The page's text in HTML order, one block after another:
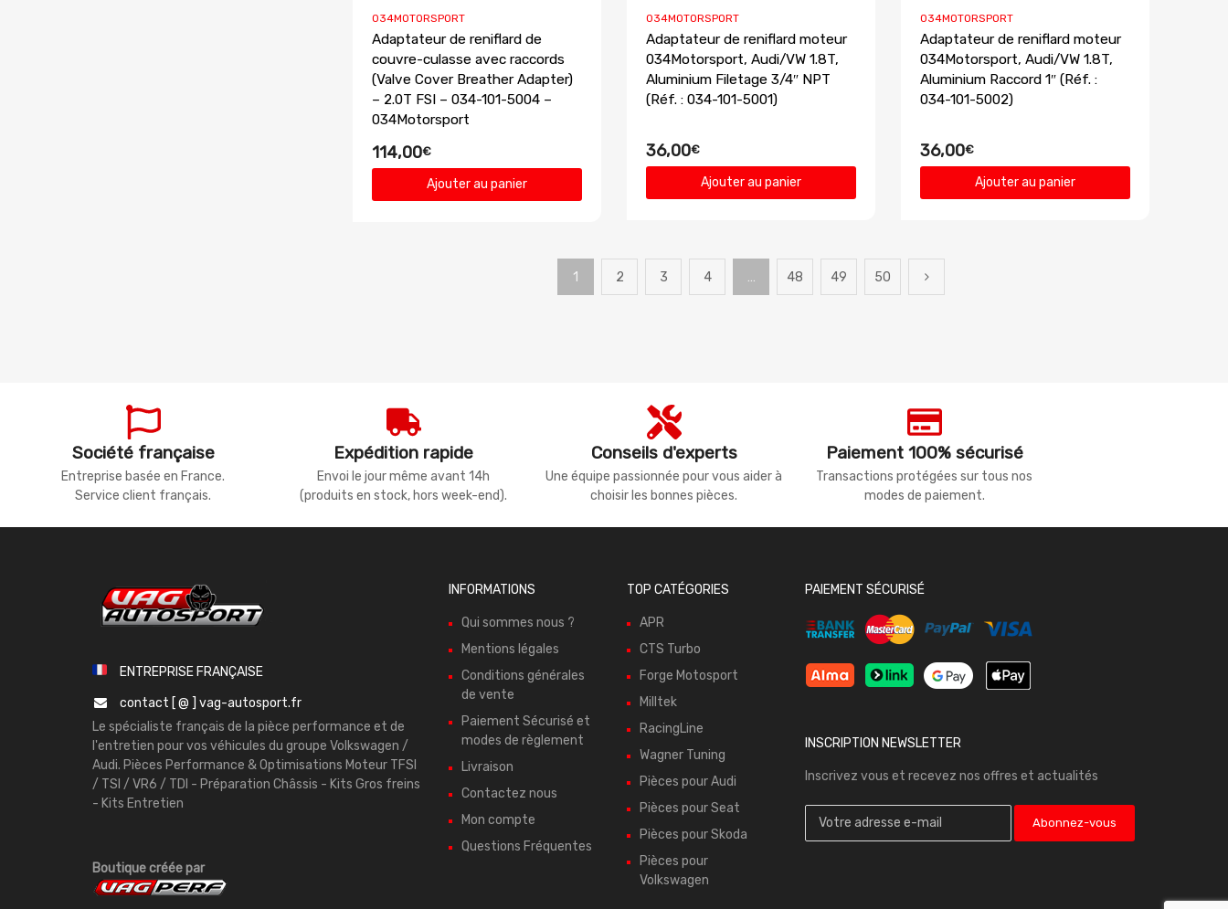
034MOTORSPORT
Adaptateur de reniflard de
couvre-culasse avec raccords
(Valve Cover Breather Adapter)
– 2.0T FSI – 034-101-5004 –
034Motorsport
114,00€
Ajouter au panier
034MOTORSPORT
Adaptateur de reniflard moteur
034Motorsport, Audi/VW 1.8T,
Aluminium Filetage 3/4″ NPT
(Réf. : 034-101-5001)
36,00€
Ajouter au panier
034MOTORSPORT
Adaptateur de reniflard moteur
034Motorsport, Audi/VW 1.8T,
Aluminium Raccord 1″ (Réf. :
034-101-5002)
36,00€
Ajouter au panier
1 2 3 4 … 48 49 50
Société française
Entreprise basée en France.
Service client français.
Expédition rapide
Envoi le jour même avant 14h
(produits en stock, hors week-end).
Conseils d'experts
Une équipe passionnée pour vous aider à
choisir les bonnes pièces.
Paiement 100% sécurisé
Transactions protégées sur tous nos
modes de paiement.
ENTREPRISE FRANÇAISE
contact [ @ ] vag-autosport.fr
Le spécialiste français de la pièce performance et de
l'entretien pour vos véhicules du groupe Volkswagen /
Audi. Pièces Performance & Optimisations Moteur TFSI
/ TSI / VR6 / TDI - Préparation Châssis - Kits Gros freins
- Kits Entretien
Boutique créée par
INFORMATIONS
Qui sommes nous ?
Mentions légales
Conditions générales
de vente
Paiement Sécurisé et
modes de règlement
Livraison
Contactez nous
Mon compte
Questions Fréquentes
TOP CATÉGORIES
APR
CTS Turbo
Forge Motosport
Milltek
RacingLine
Wagner Tuning
Pièces pour Audi
Pièces pour Seat
Pièces pour Skoda
Pièces pour
Volkswagen
PAIEMENT SÉCURISÉ
INSCRIPTION NEWSLETTER
Inscrivez vous et recevez nos offres et actualités